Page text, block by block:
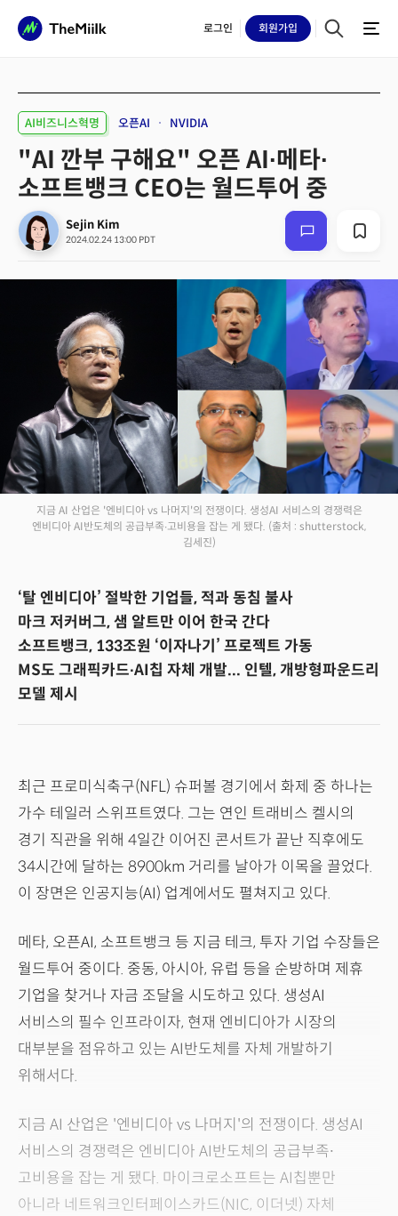
로그인 회원가입
AI비즈니스혁명 오픈AI NVIDIA
"AI 깐부 구해요" 오픈 AI∙메타∙
소프트뱅크 CEO는 월드투어 중
Sejin Kim
2024.02.24 13:00 PDT
지금 AI 산업은 '엔비디아 vs 나머지'의 전쟁이다. 생성AI 서비스의 경쟁력은
엔비디아 AI반도체의 공급부족∙고비용을 잡는 게 됐다. (출처 : shutterstock,
김세진)
‘탈 엔비디아’ 절박한 기업들, 적과 동침 불사
마크 저커버그, 샘 알트만 이어 한국 간다
소프트뱅크, 133조원 ‘이자나기’ 프로젝트 가동
MS도 그래픽카드∙AI칩 자체 개발... 인텔, 개방형파운드리
모델 제시
최근 프로미식축구(NFL) 슈퍼볼 경기에서 화제 중 하나는
가수 테일러 스위프트였다. 그는 연인 트래비스 켈시의
경기 직관을 위해 4일간 이어진 콘서트가 끝난 직후에도
34시간에 달하는 8900km 거리를 날아가 이목을 끌었다.
이 장면은 인공지능(AI) 업계에서도 펼쳐지고 있다.
메타, 오픈AI, 소프트뱅크 등 지금 테크, 투자 기업 수장들은
월드투어 중이다. 중동, 아시아, 유럽 등을 순방하며 제휴
기업을 찾거나 자금 조달을 시도하고 있다. 생성AI
서비스의 필수 인프라이자, 현재 엔비디아가 시장의
대부분을 점유하고 있는 AI반도체를 자체 개발하기
위해서다.
지금 AI 산업은 '엔비디아 vs 나머지'의 전쟁이다. 생성AI
서비스의 경쟁력은 엔비디아 AI반도체의 공급부족∙
고비용을 잡는 게 됐다. 마이크로소프트는 AI칩뿐만
아니라 네트워크인터페이스카드(NIC, 이더넷) 자체